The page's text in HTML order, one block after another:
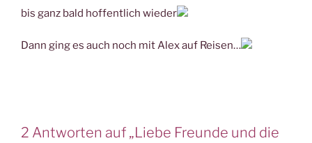
bis ganz bald hoffentlich wieder
Dann ging es auch noch mit Alex auf Reisen…
2 Antworten auf „Liebe Freunde und die